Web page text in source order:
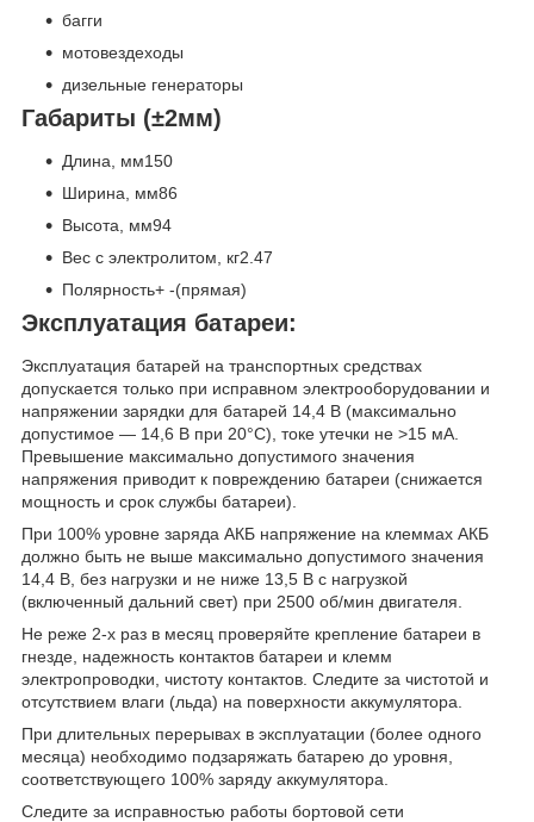
багги
мотовездеходы
дизельные генераторы
Габариты (±2мм)
Длина, мм150
Ширина, мм86
Высота, мм94
Вес с электролитом, кг2.47
Полярность+ -(прямая)
Эксплуатация батареи:
Эксплуатация батарей на транспортных средствах
допускается только при исправном электрооборудовании и
напряжении зарядки для батарей 14,4 В (максимально
допустимое — 14,6 В при 20°С), токе утечки не >15 мА.
Превышение максимально допустимого значения
напряжения приводит к повреждению батареи (снижается
мощность и срок службы батареи).
При 100% уровне заряда АКБ напряжение на клеммах АКБ
должно быть не выше максимально допустимого значения
14,4 В, без нагрузки и не ниже 13,5 В с нагрузкой
(включенный дальний свет) при 2500 об/мин двигателя.
Не реже 2-х раз в месяц проверяйте крепление батареи в
гнезде, надежность контактов батареи и клемм
электропроводки, чистоту контактов. Следите за чистотой и
отсутствием влаги (льда) на поверхности аккумулятора.
При длительных перерывах в эксплуатации (более одного
месяца) необходимо подзаряжать батарею до уровня,
соответствующего 100% заряду аккумулятора.
Следите за исправностью работы бортовой сети